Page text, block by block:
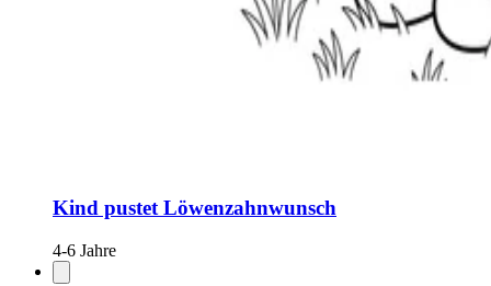
Kind pustet Löwenzahnwunsch
4-6 Jahre